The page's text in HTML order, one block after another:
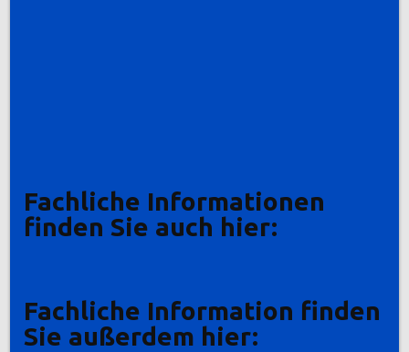
Fachliche Informationen
finden Sie auch hier:
Fachliche Information finden
Sie außerdem hier: